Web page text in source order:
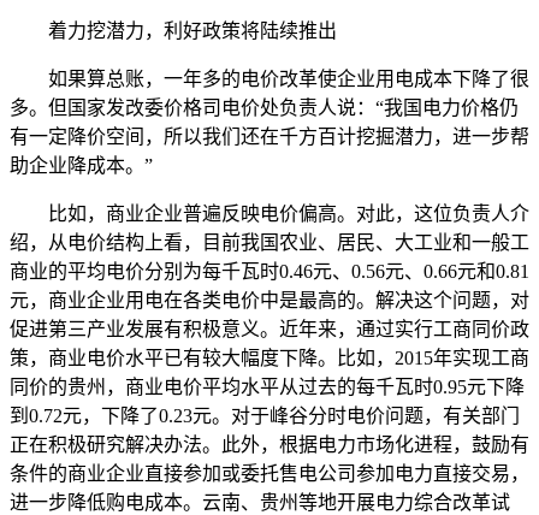
着力挖潜力，利好政策将陆续推出
如果算总账，一年多的电价改革使企业用电成本下降了很
多。但国家发改委价格司电价处负责人说：“我国电力价格仍
有一定降价空间，所以我们还在千方百计挖掘潜力，进一步帮
助企业降成本。”
比如，商业企业普遍反映电价偏高。对此，这位负责人介
绍，从电价结构上看，目前我国农业、居民、大工业和一般工
商业的平均电价分别为每千瓦时0.46元、0.56元、0.66元和0.81
元，商业企业用电在各类电价中是最高的。解决这个问题，对
促进第三产业发展有积极意义。近年来，通过实行工商同价政
策，商业电价水平已有较大幅度下降。比如，2015年实现工商
同价的贵州，商业电价平均水平从过去的每千瓦时0.95元下降
到0.72元，下降了0.23元。对于峰谷分时电价问题，有关部门
正在积极研究解决办法。此外，根据电力市场化进程，鼓励有
条件的商业企业直接参加或委托售电公司参加电力直接交易，
进一步降低购电成本。云南、贵州等地开展电力综合改革试